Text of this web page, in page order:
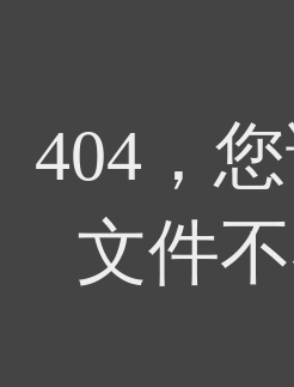
404，
文件